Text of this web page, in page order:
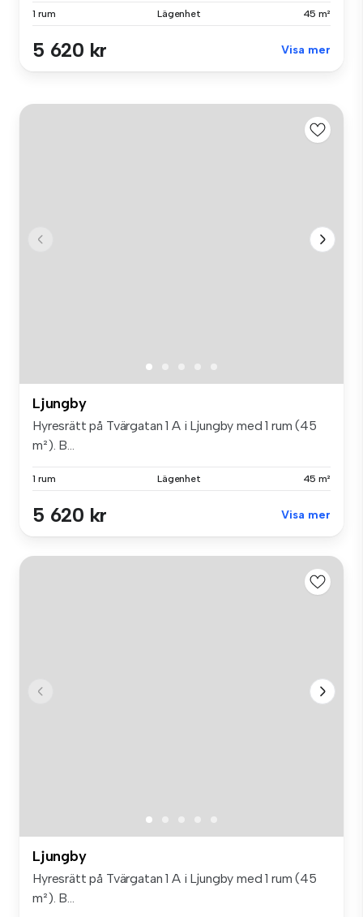
1 rum Lägenhet 45 m²
5 620 kr Visa mer
Ljungby
Hyresrätt på Tvärgatan 1 A i Ljungby med 1 rum (45
m²). B...
1 rum Lägenhet 45 m²
5 620 kr Visa mer
Ljungby
Hyresrätt på Tvärgatan 1 A i Ljungby med 1 rum (45
m²). B...